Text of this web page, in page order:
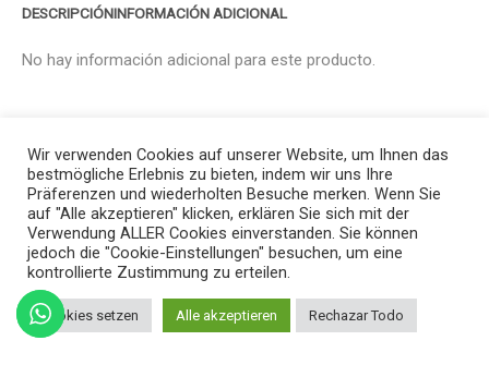
DESCRIPCIÓNINFORMACIÓN ADICIONAL
No hay información adicional para este producto.
Wir verwenden Cookies auf unserer Website, um Ihnen das
bestmögliche Erlebnis zu bieten, indem wir uns Ihre
Präferenzen und wiederholten Besuche merken. Wenn Sie
auf "Alle akzeptieren" klicken, erklären Sie sich mit der
Verwendung ALLER Cookies einverstanden. Sie können
jedoch die "Cookie-Einstellungen" besuchen, um eine
kontrollierte Zustimmung zu erteilen.
Cookies setzen Alle akzeptieren Rechazar Todo